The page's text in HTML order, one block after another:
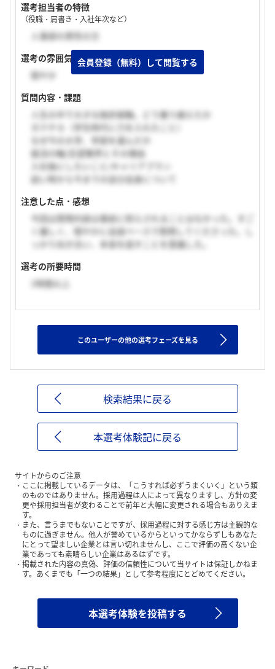
選考担当者の特徴
（役職・肩書き・入社年次など）
人事部の男性の方
選考の雰囲気
穏やか
質問内容・課題
人生の中で大きな挫折経験。どう乗り越えたか
ガクチカ（学生時代に力を入れたこと）
なぜ今の大学、学部を選んだか
就活の軸/志望業界とその理由
入社後にしたいこと/キャリアプラン
幼い時から今までの自分自身について
注意した点・感想
今回は質問内容は事前に知らされることはなかった。すご
く優しく、穏やかに会話ベースで質問してくださった。し
っかり向き合い、本音を話すことを意識した。
選考の所要時間
1時間以上
このユーザーの他の選考フェーズを見る
検索結果に戻る
本選考体験記に戻る
サイトからのご注意
ここに掲載しているデータは、「こうすれば必ずうまくいく」という類
のものではありません。採用過程は人によって異なりますし、方針の変
更や採用担当者が変わることで前年と大幅に変更される場合もありえま
す。
また、言うまでもないことですが、採用過程に対する感じ方は主観的な
ものに過ぎません。他人が誉めているからといってかならずしもあなた
にとって望ましい企業とは言い切れませんし、ここで評価の高くない企
業であっても素晴らしい企業はあるはずです。
掲載された内容の真偽、評価の信頼性について当サイトは保証しかねま
す。あくまでも「一つの結果」として参考程度にとどめてください。
本選考体験を投稿する